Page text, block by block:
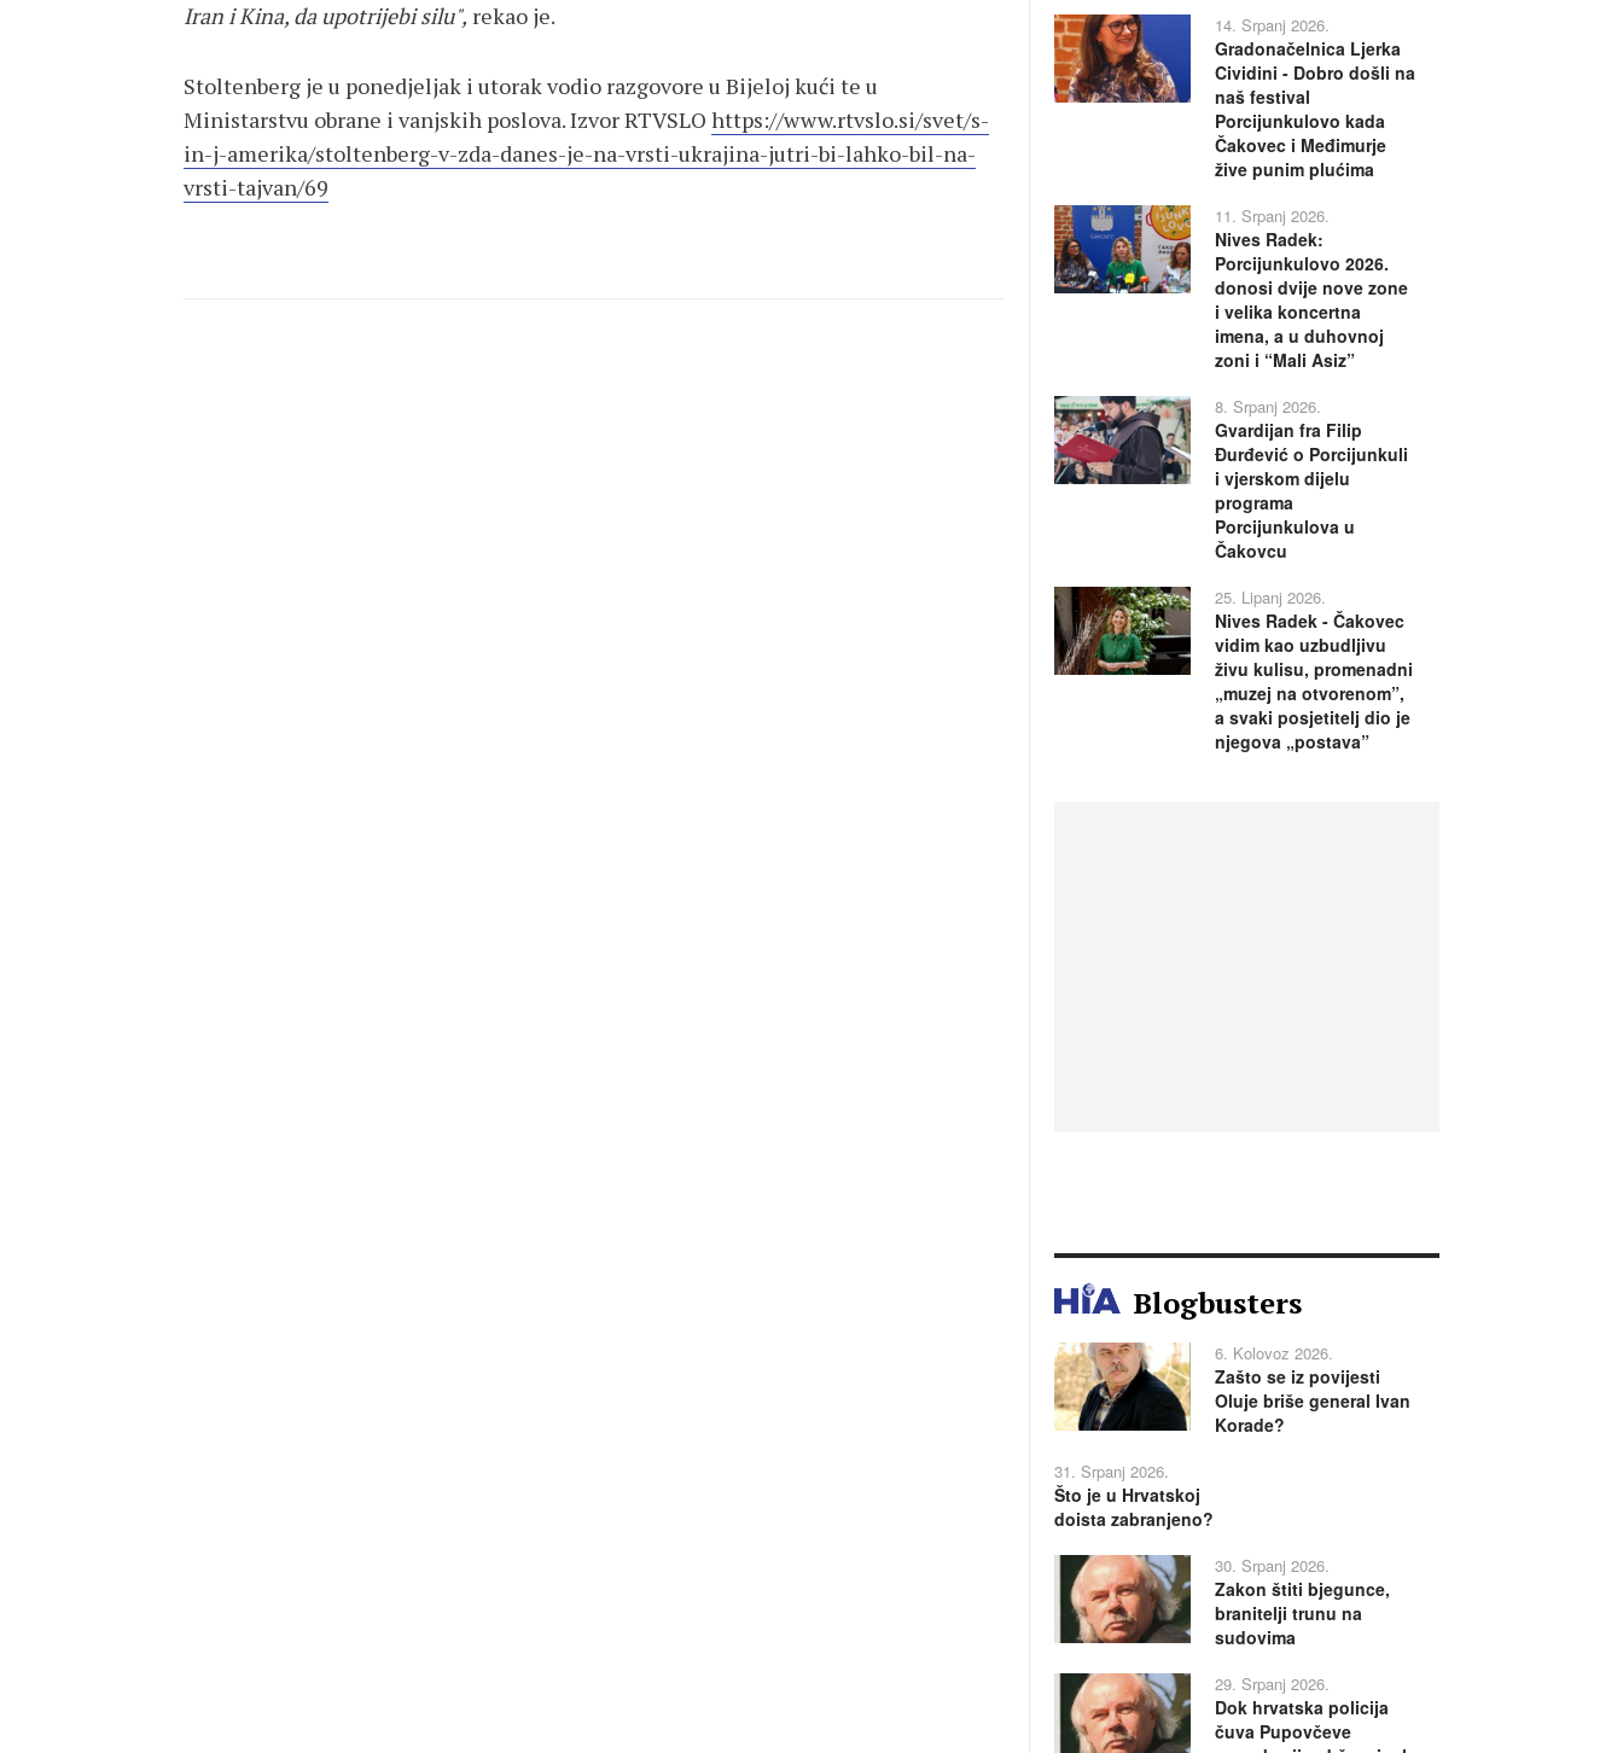
Iran i Kina, da upotrijebi silu", rekao je.
Stoltenberg je u ponedjeljak i utorak vodio razgovore u Bijeloj kući te u
Ministarstvu obrane i vanjskih poslova. Izvor RTVSLO https://www.rtvslo.si/svet/s-
in-j-amerika/stoltenberg-v-zda-danes-je-na-vrsti-ukrajina-jutri-bi-lahko-bil-na-
vrsti-tajvan/69
14. Srpanj 2026.
Gradonačelnica Ljerka
Cividini - Dobro došli na
naš festival
Porcijunkulovo kada
Čakovec i Međimurje
žive punim plućima
11. Srpanj 2026.
Nives Radek:
Porcijunkulovo 2026.
donosi dvije nove zone
i velika koncertna
imena, a u duhovnoj
zoni i “Mali Asiz”
8. Srpanj 2026.
Gvardijan fra Filip
Đurđević o Porcijunkuli
i vjerskom dijelu
programa
Porcijunkulova u
Čakovcu
25. Lipanj 2026.
Nives Radek - Čakovec
vidim kao uzbudljivu
živu kulisu, promenadni
„muzej na otvorenom”,
a svaki posjetitelj dio je
njegova „postava”
Blogbusters
6. Kolovoz 2026.
Zašto se iz povijesti
Oluje briše general Ivan
Korade?
31. Srpanj 2026.
Što je u Hrvatskoj
doista zabranjeno?
30. Srpanj 2026.
Zakon štiti bjegunce,
branitelji trunu na
sudovima
29. Srpanj 2026.
Dok hrvatska policija
čuva Pupovčeve